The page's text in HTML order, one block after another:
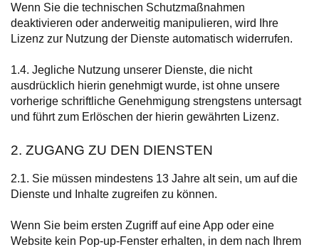
Wenn Sie die technischen Schutzmaßnahmen
deaktivieren oder anderweitig manipulieren, wird Ihre
Lizenz zur Nutzung der Dienste automatisch widerrufen.
1.4. Jegliche Nutzung unserer Dienste, die nicht
ausdrücklich hierin genehmigt wurde, ist ohne unsere
vorherige schriftliche Genehmigung strengstens untersagt
und führt zum Erlöschen der hierin gewährten Lizenz.
2. ZUGANG ZU DEN DIENSTEN
2.1. Sie müssen mindestens 13 Jahre alt sein, um auf die
Dienste und Inhalte zugreifen zu können.
Wenn Sie beim ersten Zugriff auf eine App oder eine
Website kein Pop-up-Fenster erhalten, in dem nach Ihrem